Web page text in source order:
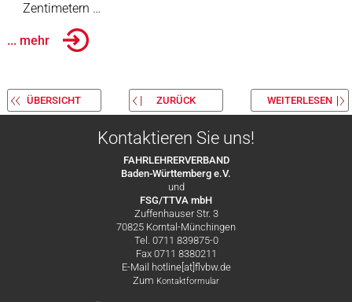
Zentimetern …
... mehr
ÜBERSICHT ZURÜCK WEITERLESEN
Kontaktieren Sie uns!
FAHRLEHRERVERBAND
Baden-Württemberg e.V.
und
FSG/TTVA mbH
Zuffenhauser Str. 3
70825 Korntal-Münchingen
Tel. 0711 839875-0
Fax 0711 8380211
E-Mail hotline[at]flvbw.de
Zum Kontaktformular